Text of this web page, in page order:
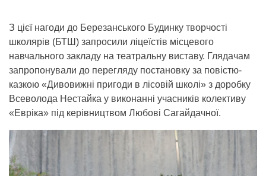
З цієї нагоди до Березанського Будинку творчості
школярів (БТШ) запросили ліцеїстів місцевого
навчального закладу на театральну виставу. Глядачам
запропонували до перегляду постановку за повістю-
казкою «Дивовижні пригоди в лісовій школі» з доробку
Всеволода Нестайка у виконанні учасників колективу
«Евріка» під керівництвом Любові Сагайдачної.